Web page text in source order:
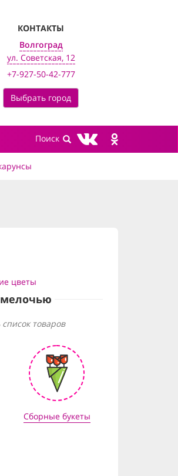
КОНТАКТЫ
Волгоград
ул. Советская, 12
+7-927-50-42-777
Выбрать город
цветы
товаров
Сборные букеты